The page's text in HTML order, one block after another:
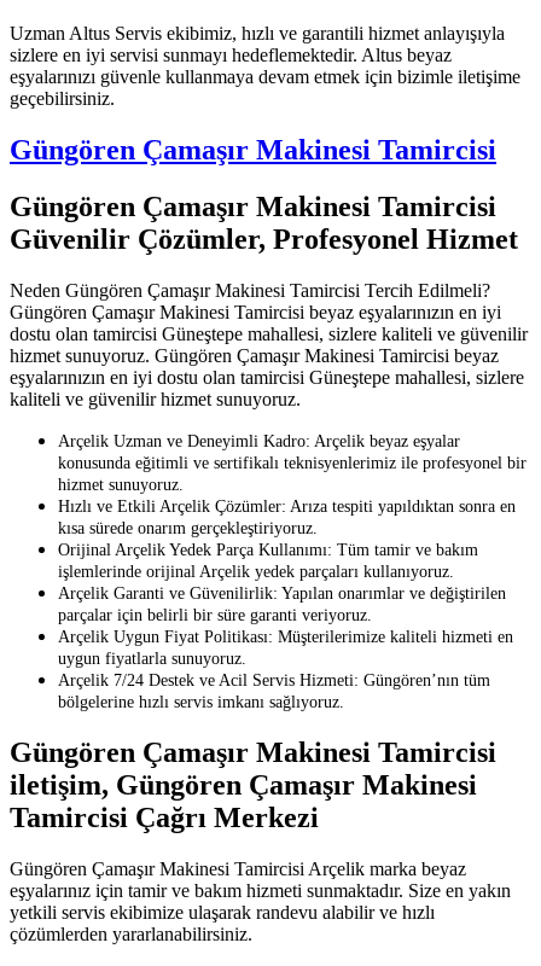
Uzman Altus Servis ekibimiz, hızlı ve garantili hizmet anlayışıyla
sizlere en iyi servisi sunmayı hedeflemektedir. Altus beyaz
eşyalarınızı güvenle kullanmaya devam etmek için bizimle iletişime
geçebilirsiniz.
Güngören Çamaşır Makinesi Tamircisi
Güngören Çamaşır Makinesi Tamircisi
Güvenilir Çözümler, Profesyonel Hizmet
Neden Güngören Çamaşır Makinesi Tamircisi Tercih Edilmeli?
Güngören Çamaşır Makinesi Tamircisi beyaz eşyalarınızın en iyi
dostu olan tamircisi Güneştepe mahallesi, sizlere kaliteli ve güvenilir
hizmet sunuyoruz. Güngören Çamaşır Makinesi Tamircisi beyaz
eşyalarınızın en iyi dostu olan tamircisi Güneştepe mahallesi, sizlere
kaliteli ve güvenilir hizmet sunuyoruz.
Arçelik Uzman ve Deneyimli Kadro: Arçelik beyaz eşyalar
konusunda eğitimli ve sertifikalı teknisyenlerimiz ile profesyonel bir
hizmet sunuyoruz.
Hızlı ve Etkili Arçelik Çözümler: Arıza tespiti yapıldıktan sonra en
kısa sürede onarım gerçekleştiriyoruz.
Orijinal Arçelik Yedek Parça Kullanımı: Tüm tamir ve bakım
işlemlerinde orijinal Arçelik yedek parçaları kullanıyoruz.
Arçelik Garanti ve Güvenilirlik: Yapılan onarımlar ve değiştirilen
parçalar için belirli bir süre garanti veriyoruz.
Arçelik Uygun Fiyat Politikası: Müşterilerimize kaliteli hizmeti en
uygun fiyatlarla sunuyoruz.
Arçelik 7/24 Destek ve Acil Servis Hizmeti: Güngören’nın tüm
bölgelerine hızlı servis imkanı sağlıyoruz.
Güngören Çamaşır Makinesi Tamircisi
iletişim, Güngören Çamaşır Makinesi
Tamircisi Çağrı Merkezi
Güngören Çamaşır Makinesi Tamircisi Arçelik marka beyaz
eşyalarınız için tamir ve bakım hizmeti sunmaktadır. Size en yakın
yetkili servis ekibimize ulaşarak randevu alabilir ve hızlı
çözümlerden yararlanabilirsiniz.